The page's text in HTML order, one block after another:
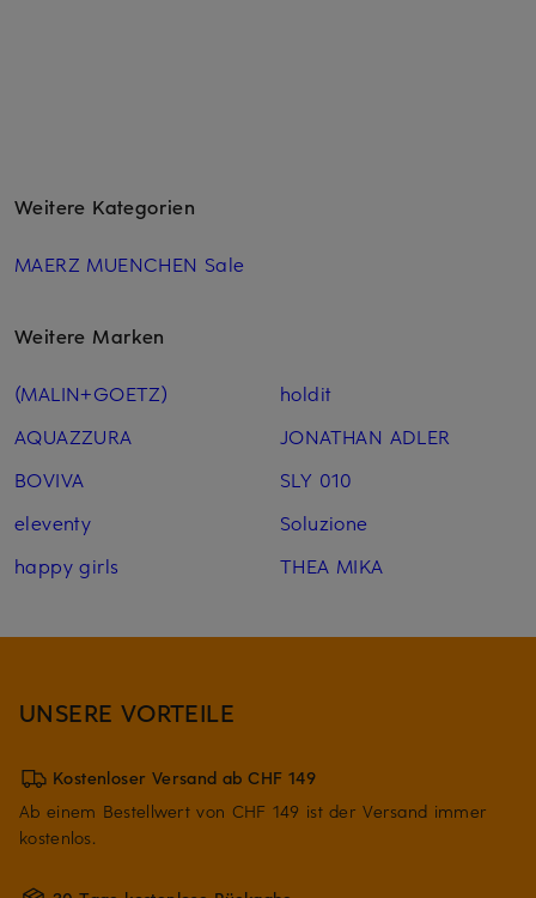
Weitere Kategorien
MAERZ MUENCHEN Sale
Weitere Marken
(MALIN+GOETZ)
AQUAZZURA
BOVIVA
eleventy
happy girls
holdit
JONATHAN ADLER
SLY 010
Soluzione
THEA MIKA
UNSERE VORTEILE
Kostenloser Versand ab CHF 149
Ab einem Bestellwert von CHF 149 ist der Versand immer
kostenlos.